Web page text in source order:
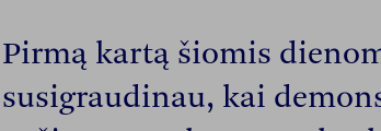
Pirmą kartą šiomis
susigraudinau, kai